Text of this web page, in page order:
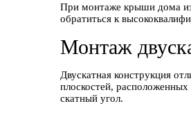
При монтаже крыши дома из
обратиться к
Монтаж
Двускатная конструкция
плоскостей,
скатный угол.